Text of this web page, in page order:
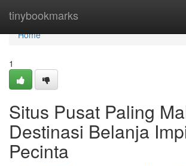
tinybookmarks
Home
Home
1
Situs Pusat Paling
Destinasi Belanja
Pecinta